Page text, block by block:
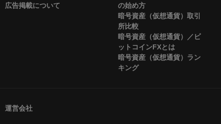
広告掲載について
の始め方
暗号資産（仮想通貨）取引
所比較
暗号資産（仮想通貨）／ビ
ットコインFXとは
暗号資産（仮想通貨）ラン
キング
運営会社